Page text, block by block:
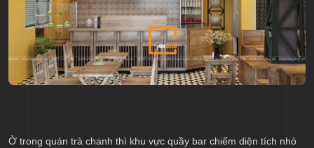
Ở trong quán trà chanh thì khu vực quầy bar chiếm diện tích nhỏ